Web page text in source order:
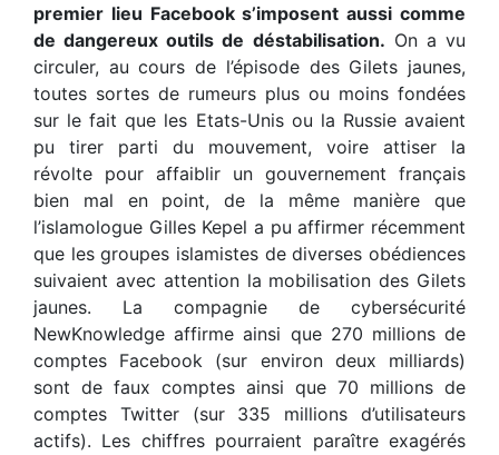
premier lieu Facebook s’imposent aussi comme
de dangereux outils de déstabilisation. On a vu
circuler, au cours de l’épisode des Gilets jaunes,
toutes sortes de rumeurs plus ou moins fondées
sur le fait que les Etats-Unis ou la Russie avaient
pu tirer parti du mouvement, voire attiser la
révolte pour affaiblir un gouvernement français
bien mal en point, de la même manière que
l’islamologue Gilles Kepel a pu affirmer récemment
que les groupes islamistes de diverses obédiences
suivaient avec attention la mobilisation des Gilets
jaunes. La compagnie de cybersécurité
NewKnowledge affirme ainsi que 270 millions de
comptes Facebook (sur environ deux milliards)
sont de faux comptes ainsi que 70 millions de
comptes Twitter (sur 335 millions d’utilisateurs
actifs). Les chiffres pourraient paraître exagérés